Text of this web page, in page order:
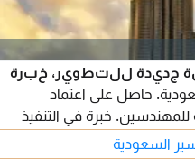
للتطوير، خبرة
حاصل على اعتماد
خبرة في التنفيذ
بنود الأعمال لمشاريع
وإدارة المواقع لدي قابلية
السعودية